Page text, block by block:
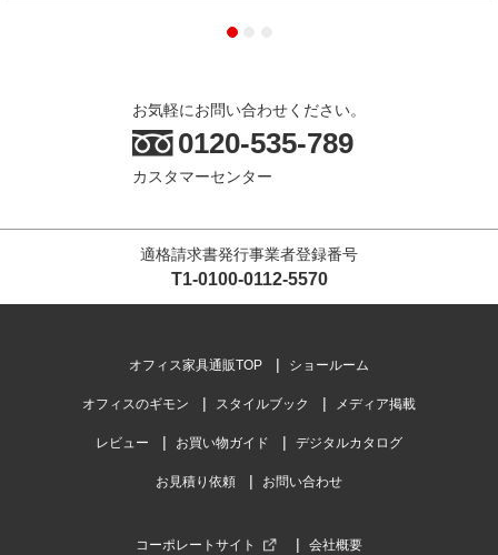
お気軽にお問い合わせください。
0120-535-789
カスタマーセンター
適格請求書発行事業者登録番号
T1-0100-0112-5570
オフィス家具通販TOP ショールーム
オフィスのギモン スタイルブック メディア掲載
レビュー お買い物ガイド デジタルカタログ
お見積り依頼 お問い合わせ
コーポレートサイト 会社概要